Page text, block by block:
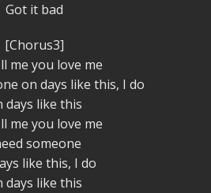
Got it bad
[Chorus3]
me you love me
on days like this, I do
days like this
me you love me
someone
like this, I do
days like this